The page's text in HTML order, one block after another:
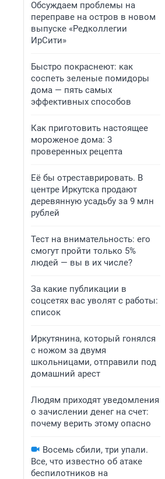
Обсуждаем проблемы на
переправе на остров в новом
выпуске «Редколлегии
ИрСити»
Быстро покраснеют: как
соспеть зеленые помидоры
дома — пять самых
эффективных способов
Как приготовить настоящее
мороженое дома: 3
проверенных рецепта
Её бы отреставрировать. В
центре Иркутска продают
деревянную усадьбу за 9 млн
рублей
Тест на внимательность: его
смогут пройти только 5%
людей — вы в их числе?
За какие публикации в
соцсетях вас уволят с работы:
список
Иркутянина, который гонялся
с ножом за двумя
школьницами, отправили под
домашний арест
Людям приходят уведомления
о зачислении денег на счет:
почему верить этому опасно
Восемь сбили, три упали.
Все, что известно об атаке
беспилотников на